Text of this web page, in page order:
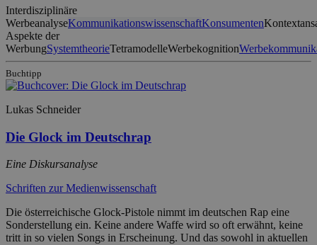
Interdisziplinäre
WerbeanalyseKommunikationswissenschaftKonsumenten
Aspekte der
WerbungSystemtheorieTetramodelleWerbekognition
Buchtipp
Lukas Schneider
Die Glock im Deutschrap
Eine Diskursanalyse
Schriften zur Medienwissenschaft
Die österreichische Glock-Pistole nimmt im deutschen Rap eine
Sonderstellung ein. Keine andere Waffe wird so oft erwähnt, keine
tritt in so vielen Songs in Erscheinung. Und das sowohl in aktuellen